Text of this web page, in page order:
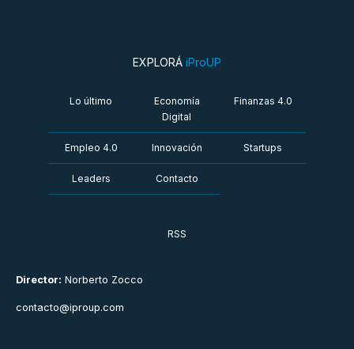
Director: Norberto Zocco
contacto@iproup.com
EXPLORÁ iProUP
Lo último
Economía
Digital
Finanzas 4.0
Empleo 4.0 Innovación Startups
Leaders Contacto
RSS